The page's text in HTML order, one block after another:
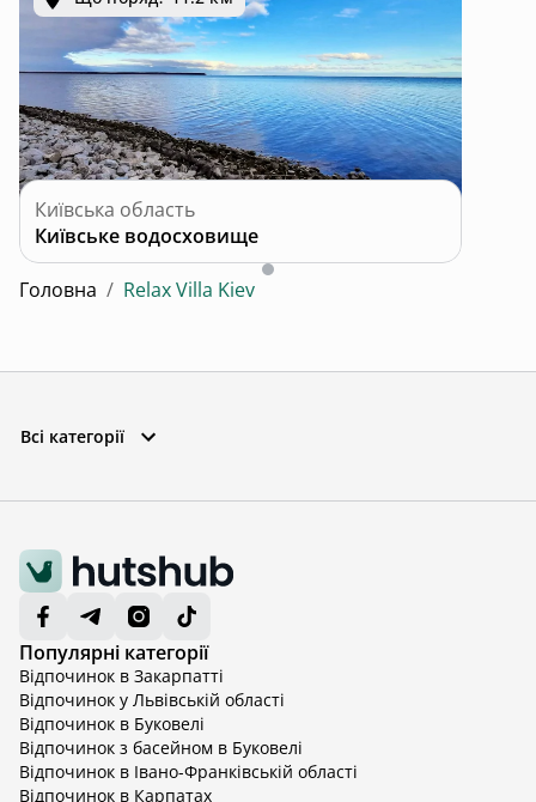
Київська область
Київське водосховище
Головна / Relax Villa Kiev
Всі категорії
Популярні категорії
Відпочинок в Закарпатті
Відпочинок у Львівській області
Відпочинок в Буковелі
Відпочинок з басейном в Буковелі
Відпочинок в Івано-Франківській області
Відпочинок в Карпатах